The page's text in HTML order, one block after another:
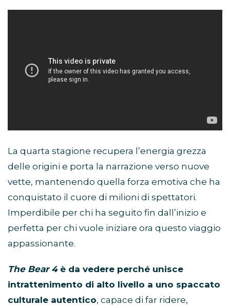
La quarta stagione recupera l’energia grezza
delle origini e porta la narrazione verso nuove
vette, mantenendo quella forza emotiva che ha
conquistato il cuore di milioni di spettatori.
Imperdibile per chi ha seguito fin dall’inizio e
perfetta per chi vuole iniziare ora questo viaggio
appassionante.
The Bear 4è da vedere perché unisce
intrattenimento di alto livello a uno spaccato
culturale autentico, capace di far ridere,